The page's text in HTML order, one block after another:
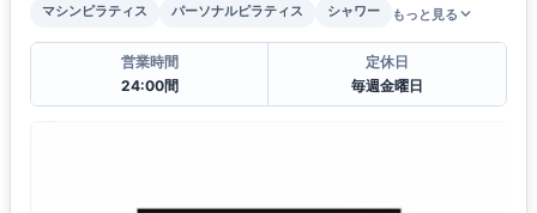
マシンピラティス
パーソナルピラティス シャワー もっと見る
営業時間
24:00間
定休日
毎週金曜日